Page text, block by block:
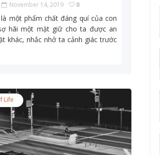
November 14, 2019 0
một phẩm chất đáng quí của con
hãi một mặt giữ cho ta được an
khác, nhắc nhở ta cảnh giác trước
Life